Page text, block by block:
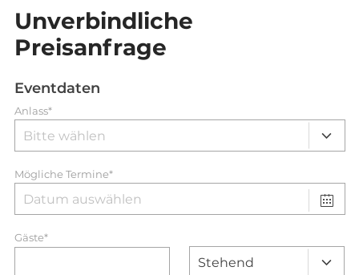
Unverbindliche
Preisanfrage
Eventdaten
Anlass*
Mögliche Termine*
Gäste*